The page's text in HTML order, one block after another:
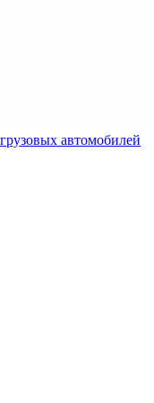
автомобилей